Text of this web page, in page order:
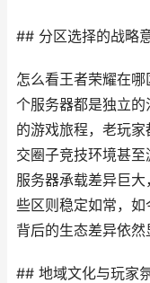
## 分区选择的战略
怎么看王者荣耀在
个服务器都是独立
的游戏旅程，老玩
交圈子竞技环境甚
服务器承载差异巨
些区则稳定如常，
背后的生态差异依然
## 地域文化与玩家